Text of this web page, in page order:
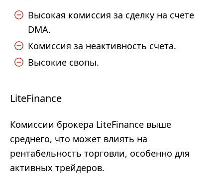
Высокая комиссия за сделку на счете
DMA.
Комиссия за неактивность счета.
Высокие свопы.
LiteFinance
Комиссии брокера LiteFinance выше
среднего, что может влиять на
рентабельность торговли, особенно для
активных трейдеров.